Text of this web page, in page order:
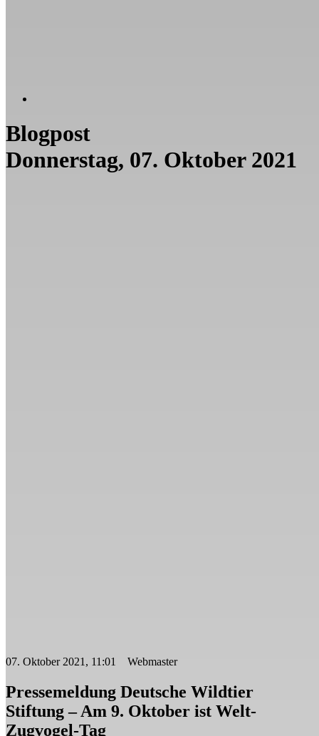
Blogpost
Donnerstag, 07. Oktober 2021
07. Oktober 2021, 11:01 Webmaster
Pressemeldung Deutsche Wildtier
Stiftung – Am 9. Oktober ist Welt-
Zugvogel-Tag